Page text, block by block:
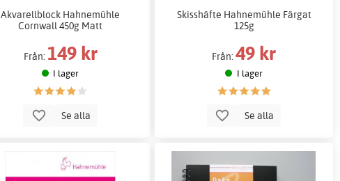
Akvarellblock Hahnemühle
Cornwall 450g Matt
Från: 149 kr
I lager
Se alla
Skisshäfte Hahnemühle Färgat
125g
Från:49 kr
I lager
Se alla